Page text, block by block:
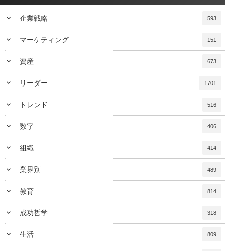
keyboard_arrow_down 企業戦略 593
keyboard_arrow_down マーケティング 151
keyboard_arrow_down 資産 673
keyboard_arrow_down リーダー 1701
keyboard_arrow_down トレンド 516
keyboard_arrow_down 数字 406
keyboard_arrow_down 組織 414
keyboard_arrow_down 業界別 489
keyboard_arrow_down 教育 814
keyboard_arrow_down 成功哲学 318
keyboard_arrow_down 生活 809